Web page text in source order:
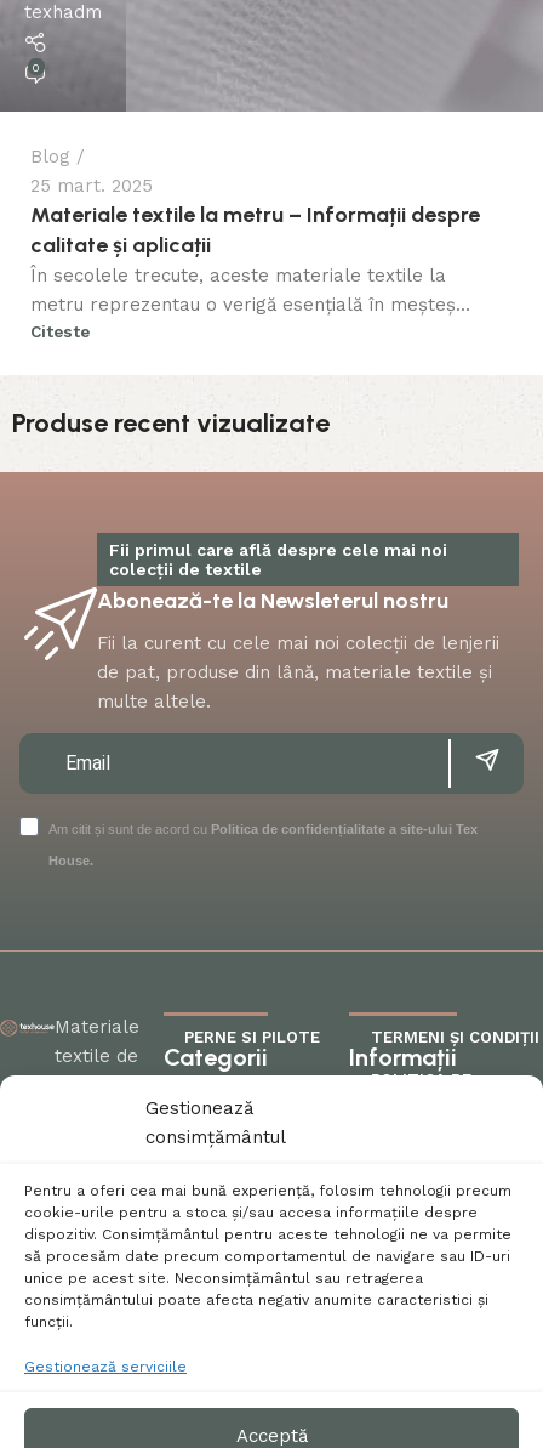
Gestionează
consimțământul
Pentru a oferi cea mai bună experiență, folosim tehnologii precum
cookie-urile pentru a stoca și/sau accesa informațiile despre
dispozitiv. Consimțământul pentru aceste tehnologii ne va permite
să procesăm date precum comportamentul de navigare sau ID-uri
unice pe acest site. Neconsimțământul sau retragerea
consimțământului poate afecta negativ anumite caracteristici și
funcții.
Gestionează serviciile
Acceptă
texhadm
0
Blog
25 mart. 2025
Materiale textile la metru – Informații despre
calitate și aplicații
În secolele trecute, aceste materiale textile la
metru reprezentau o verigă esențială în meșteș...
Citeste
Produse recent vizualizate
Fii primul care află despre cele mai noi
colecții de textile
Abonează-te la Newsleterul nostru
Fii la curent cu cele mai noi colecții de lenjerii
de pat, produse din lână, materiale textile și
multe altele.
Am citit și sunt de acord cu Politica de confidențialitate a site-ului Tex
House.
Materiale
textile de
fiecare colț
tale!
0731 172
290
Categorii
PERNE SI PILOTE
MATERIALE
TEXTILE
PENTRU COPII
PRODUSE DIN LÂNĂ
HORECAOFERTE
Informații
TERMENI ȘI CONDIȚII
POLITICA DE
POLITICA COOKIES
SETĂRI GDPR